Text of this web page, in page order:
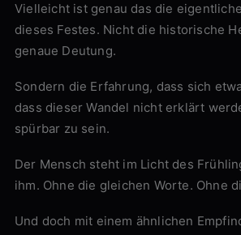
Vielleicht ist genau das die eigentliche Bedeutung
dieses Festes. Nicht die historische
genaue Deutung.
Sondern die Erfahrung, dass sich etwas wandelt. Und
dass dieser Wandel nicht erklärt
spürbar zu sein.
Der Mensch steht im Licht des Frühlings. Wie viele vor
ihm. Ohne die gleichen Worte. Ohne
Und doch mit einem ähnlichen